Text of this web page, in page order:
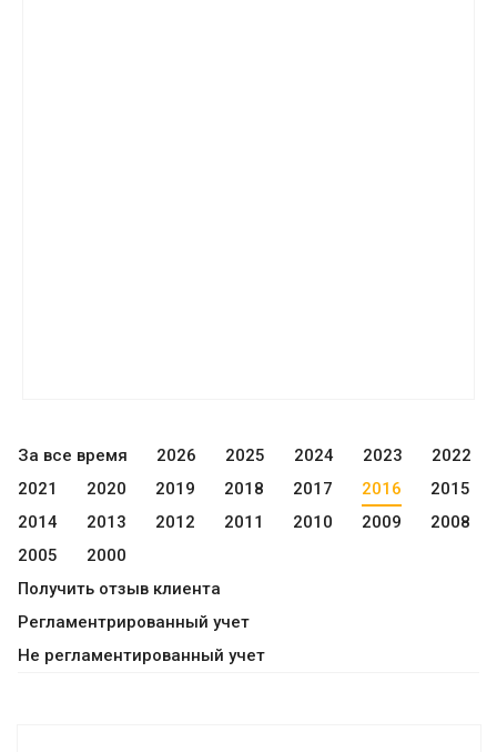
За все время 2026 2025 2024 2023
2022
2021
2020 2019 2018 2017 2016
2015
2014
2013 2012 2011 2010 2009
2008
2005
2000
Получить отзыв клиента
Регламентрированный учет
Не регламентированный учет